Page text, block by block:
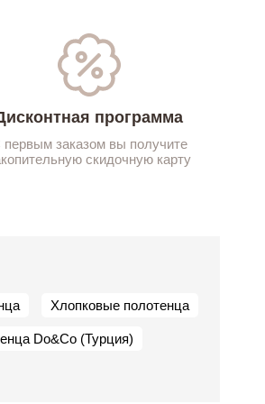
программа
заказом вы получите
скидочную карту
Хлопковые полотенца
Do&Co (Турция)